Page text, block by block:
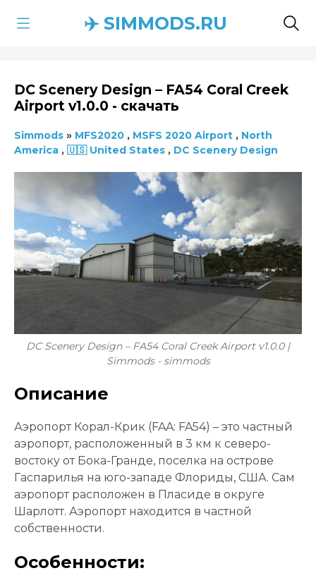
✈️ SIMMODS.RU
DC Scenery Design – FA54 Coral Creek
Airport v1.0.0 - скачать
Simmods » MFS2020 , MSFS 2020 Airport , North
America , 🇺🇸 United States , DC Scenery Design
DC Scenery Design – FA54 Coral Creek Airport v1.0.0 |
Simmods - simmods
Описание
Аэропорт Корал-Крик (FAA: FA54) – это частный
аэропорт, расположенный в 3 км к северо-
востоку от Бока-Гранде, поселка на острове
Гаспарилья на юго-западе Флориды, США. Сам
аэропорт расположен в Пласиде в округе
Шарлотт. Аэропорт находится в частной
собственности.
Особенности: